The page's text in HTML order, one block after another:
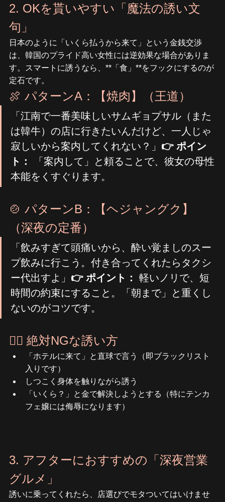
2. OKを貰いやすい「魔法の誘い文
句」
日本のように「いくら払うから来て」という金銭交渉
は、韓国のプライド高い女性には逆効果な場合がありま
す。スマートに誘うなら、**「食」**をフックにするのが
定石です。
🍖 パターンA：【焼肉】（王道）
「江南で一番美味しいサムギョプサル（また
は韓牛）の店に行きたいんだけど、一人じゃ
寂しいから案内してくれない？」 👉 ポイン
ト：
「案内して」と頼ることで、彼女の母性
本能をくすぐります。
🍲 パターンB：【ヘジャングク】
（深夜の定番）
「飲みすぎて頭痛いから、酔い覚ましのスー
プ飲みに行こう。付き合ってくれたらタクシ
ー代出すよ」 👉 ポイント： 軽いノリで、短
時間の約束にすること。「朝まで」と重くし
ないのがコツです。
🙅‍♂️ 絶対NGな誘い方
「ホテルに来て」と直球で言う（即ブラックリスト
入りです）
しつこく身体を触りながら誘う
「いくら？」と金で解決しようとする（特にテンカ
フェ嬢には侮辱になります）
3. アフターにおすすめの「深夜営業
グルメ」
誘いに乗ってくれたら、店選びでモタついてはいけませ